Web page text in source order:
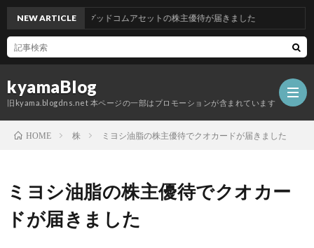
kyamaBlog
旧kyama.blogdns.net 本ページの一部はプロモーションが含まれています
NEW ARTICLEグッドコムアセットの株主優待が届きました
HOME 株 ミヨシ油脂の株主優待でクオカードが届きました
ミヨシ油脂の株主優待でクオカー
ドが届きました